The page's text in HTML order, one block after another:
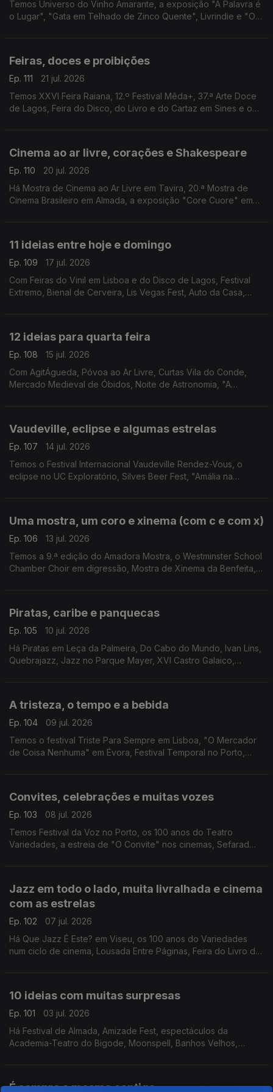
Temos Universo do Vinho Amarante, a exposição "A Palavra é
o Lugar", "Gata em Telhado de Zinco Quente", Livrindie e "O
Feiras, doces e proibições
Ep. 111
21 jul. 2026
Temos XXVI Feira Raiana, 12.º Festival Mêda+, 37.ª Arte Doce
de Lagos, Feira do Disco, do Livro e do Cartaz em Sines e o
Cinema ao ar livre, corações e Shakespeare
Ep. 110
20 jul. 2026
Há Mostra de Cinema ao Ar Livre em Tavira, 20.ª Mostra de
Cinema Brasileiro em Almada, a exposição "Core Cuore" em
11 ideias entre hoje e domingo
Ep. 109
17 jul. 2026
Com Feiras do Vinil em Lisboa e do Disco de Lagos, Festival
Extremo, Bienal de Cerveira, Lis Vegas Fest, Auto da Casa,
12 ideias para quarta feira
Ep. 108
15 jul. 2026
Com AgitÁgueda, Póvoa ao Ar Livre, Curtas Vila do Conde,
Mercado Medieval de Óbidos, Noite de Astronomia, "A
Vaudeville, eclipse e algumas estrelas
Ep. 107
14 jul. 2026
Temos o Festival Internacional Vaudeville Rendez-Vous, o
eclipse no UC Exploratório, Silves Beer Fest, "Amália na
Uma mostra, um coro e xinema (com c e com x)
Ep. 106
13 jul. 2026
Temos a 9.ª edição do Amadora Mostra, o Westminster School
Chamber Choir em digressão, Mostra de Xinema da Benfeita,
Piratas, caribe e panquecas
Ep. 105
10 jul. 2026
Há Piratas em Leça da Palmeira, Do Cabo do Mundo, Ivan Lins,
Quebrajazz, Jazz no Parque Mayer, XVI Castro Galaico,
A tristeza, o tempo e a bebida
Ep. 104
09 jul. 2026
Temos o festival Triste Para Sempre em Lisboa, "O Mercador
de Coisa Nenhuma" em Évora, Festival Temporal no Porto,
Convites, celebrações e muitas vozes
Ep. 103
08 jul. 2026
Temos Festival da Voz no Porto, os 100 anos do Teatro
Variedades, a estreia de "O Convite" nos cinemas, Sefarad
Jazz em todo o lado, muita livralhada e cinema
com as estrelas
Ep. 102
07 jul. 2026
Há Que Jazz É Este? em Viseu, os 100 anos do Variedades
num ciclo de cinema, Lousada Entre Páginas, Feira do Livro de
10 ideias com muitas surpresas
Ep. 101
03 jul. 2026
Há Festival de Almada, Amizade Fest, espectáculos da
Academia-Teatro do Bigode, Moonspell, Banhos Velhos,
É sempre a mesma cantiga